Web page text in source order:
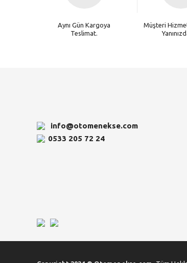
Aynı Gün Kargoya
Teslimat.
Müşteri
info@otomenekse.com
0533 205 72 24